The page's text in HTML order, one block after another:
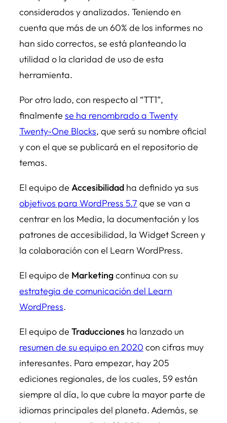
considerados y analizados. Teniendo en
cuenta que más de un 60% de los informes no
han sido correctos, se está planteando la
utilidad o la claridad de uso de esta
herramienta.
Por otro lado, con respecto al “TT1”,
finalmente se ha renombrado a Twenty
Twenty-One Blocks, que será su nombre oficial
y con el que se publicará en el repositorio de
temas.
El equipo de Accesibilidad ha definido ya sus
objetivos para WordPress 5.7 que se van a
centrar en los Media, la documentación y los
patrones de accesibilidad, la Widget Screen y
la colaboración con el Learn WordPress.
El equipo de Marketingcontinua con su
estrategia de comunicación del Learn
WordPress.
El equipo de Traducciones ha lanzado un
resumen de su equipo en 2020 con cifras muy
interesantes. Para empezar, hay 205
ediciones regionales, de los cuales, 59 están
siempre al día, lo que cubre la mayor parte de
idiomas principales del planeta. Además, se